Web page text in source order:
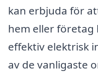
kan erbjuda för
hem eller företag
effektiv elektrisk
av de vanligaste